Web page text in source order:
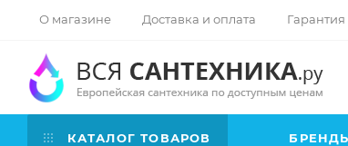
О магазине Доставка и оплата Гарантия
КАТАЛОГ ТОВАРОВ